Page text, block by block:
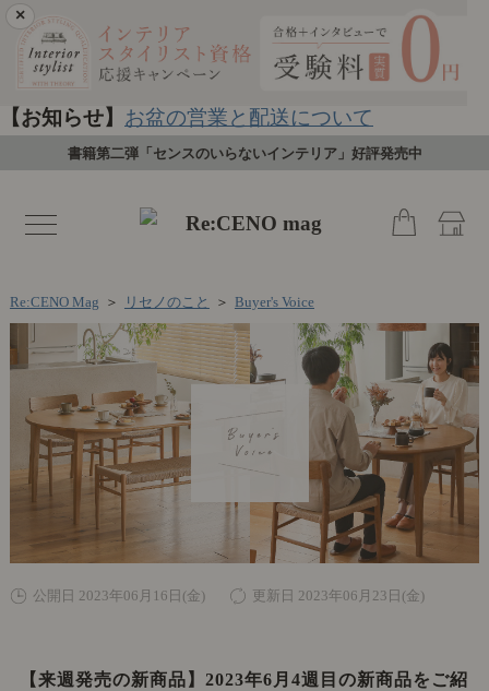
×
【お知らせ】 お盆の営業と配送について
書籍第二弾「センスのいらないインテリア」好評発売中
toggle
navigation
Re:CENO Mag ＞ リセノのこと ＞ Buyer's Voice
公開日 2023年06月16日(金) 更新日 2023年06月23日(金)
【来週発売の新商品】2023年6月4週目の新商品をご紹